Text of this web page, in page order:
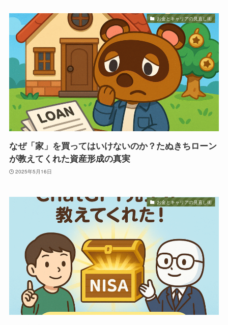
お金とキャリアの見直し術
なぜ「家」を買ってはいけないのか？たぬきちローン
が教えてくれた資産形成の真実
2025年5月16日
お金とキャリアの見直し術